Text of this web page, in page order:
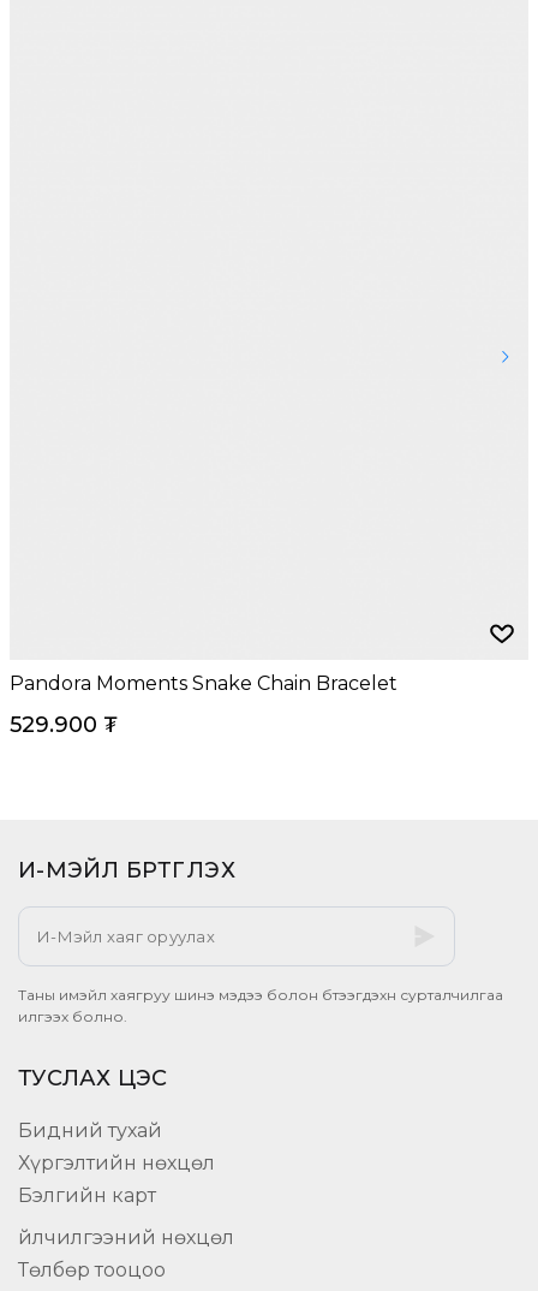
Pandora Moments Snake Chain Bracelet
529.900 ₮
И-МЭЙЛ БҮРТГҮҮЛЭХ​
Таны имэйл хаягруу шинэ мэдээ болон бүтээгдэхүүн сурталчилгаа
илгээх болно.
ТУСЛАХ ЦЭС
Бидний тухай
Хүргэлтийн нөхцөл
Бэлгийн карт
Үйлчилгээний нөхцөл
Төлбөр тооцоо